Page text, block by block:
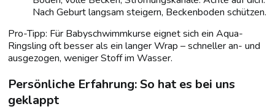
Nach Geburt langsam steigern, Beckenboden schützen.
Pro-Tipp: Für Babyschwimmkurse eignet sich ein Aqua-
Ringsling oft besser als ein langer Wrap – schneller an- und
ausgezogen, weniger Stoff im Wasser.
Persönliche Erfahrung: So hat es bei uns
geklappt